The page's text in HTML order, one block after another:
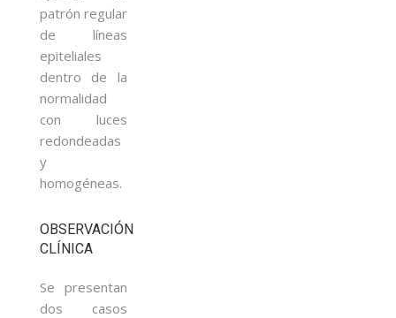
patrón regular
de líneas
epiteliales
dentro de la
normalidad
con luces
redondeadas
y
homogéneas.
OBSERVACIÓN
CLÍNICA
Se presentan
dos casos